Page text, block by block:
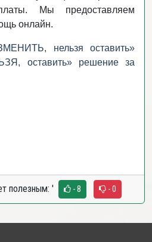
Мы предоставляем
онлайн.
нельзя оставить»
оставить» решение за
полезным: ' - 8 - 0